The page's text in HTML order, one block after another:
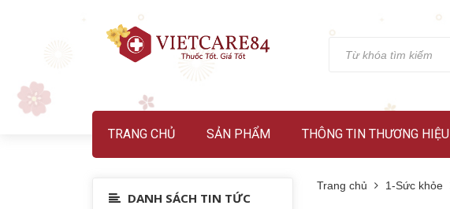
TRANG CHỦ SẢN PHẨM THÔNG TIN THƯƠNG HIỆU
Trang chủ 1-Sức khỏe
DANH SÁCH TIN TỨC